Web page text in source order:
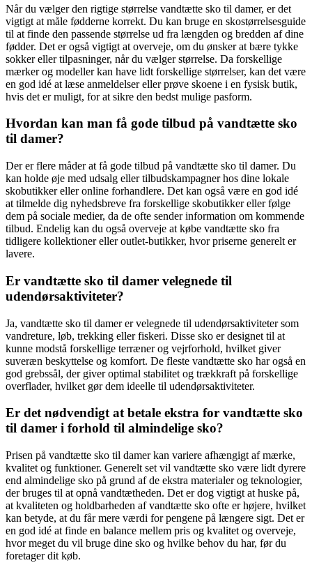
Når du vælger den rigtige størrelse vandtætte sko til damer, er det
vigtigt at måle fødderne korrekt. Du kan bruge en skostørrelsesguide
til at finde den passende størrelse ud fra længden og bredden af dine
fødder. Det er også vigtigt at overveje, om du ønsker at bære tykke
sokker eller tilpasninger, når du vælger størrelse. Da forskellige
mærker og modeller kan have lidt forskellige størrelser, kan det være
en god idé at læse anmeldelser eller prøve skoene i en fysisk butik,
hvis det er muligt, for at sikre den bedst mulige pasform.
Hvordan kan man få gode tilbud på vandtætte sko
til damer?
Der er flere måder at få gode tilbud på vandtætte sko til damer. Du
kan holde øje med udsalg eller tilbudskampagner hos dine lokale
skobutikker eller online forhandlere. Det kan også være en god idé
at tilmelde dig nyhedsbreve fra forskellige skobutikker eller følge
dem på sociale medier, da de ofte sender information om kommende
tilbud. Endelig kan du også overveje at købe vandtætte sko fra
tidligere kollektioner eller outlet-butikker, hvor priserne generelt er
lavere.
Er vandtætte sko til damer velegnede til
udendørsaktiviteter?
Ja, vandtætte sko til damer er velegnede til udendørsaktiviteter som
vandreture, løb, trekking eller fiskeri. Disse sko er designet til at
kunne modstå forskellige terræner og vejrforhold, hvilket giver
suveræn beskyttelse og komfort. De fleste vandtætte sko har også en
god grebssål, der giver optimal stabilitet og trækkraft på forskellige
overflader, hvilket gør dem ideelle til udendørsaktiviteter.
Er det nødvendigt at betale ekstra for vandtætte sko
til damer i forhold til almindelige sko?
Prisen på vandtætte sko til damer kan variere afhængigt af mærke,
kvalitet og funktioner. Generelt set vil vandtætte sko være lidt dyrere
end almindelige sko på grund af de ekstra materialer og teknologier,
der bruges til at opnå vandtætheden. Det er dog vigtigt at huske på,
at kvaliteten og holdbarheden af vandtætte sko ofte er højere, hvilket
kan betyde, at du får mere værdi for pengene på længere sigt. Det er
en god idé at finde en balance mellem pris og kvalitet og overveje,
hvor meget du vil bruge dine sko og hvilke behov du har, før du
foretager dit køb.